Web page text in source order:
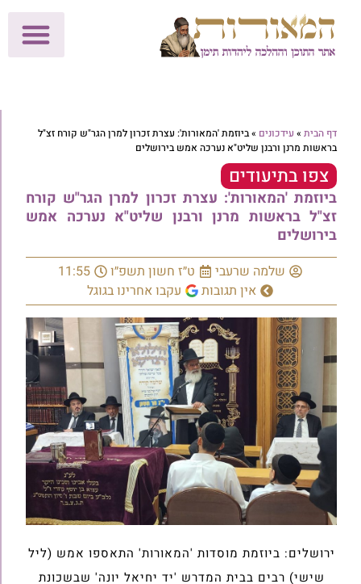
דף הבית » עידכונים »ביוזמת 'המאורות': עצרת זכרון למרן הגר"ש קורח זצ"ל
בראשות מרנן ורבנן שליט"א נערכה אמש בירושלים
צפו בתיעודים
ביוזמת 'המאורות': עצרת זכרון למרן הגר"ש קורח
זצ"ל בראשות מרנן ורבנן שליט"א נערכה אמש
בירושלים
שלמה שרעבי ט״ז חשון תשפ״ו
11:55
אין תגובות
עקבו אחרינו בגוגל
ירושלים: ביוזמת מוסדות 'המאורות' התאספו אמש (ליל
שישי) רבים בבית המדרש 'יד יחיאל יונה' שבשכונת